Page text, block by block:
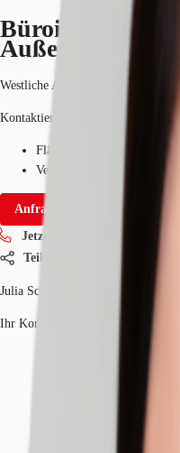
Büroimmobilie
Außenstadt -
Westliche Außenstadt, 90431,
Kontaktieren Sie uns für den Preis
Fläche
Verfügbarkeit
Anfrage senden
Jetzt anrufen
Teilen
Julia Schreiter
Ihr Kontakt